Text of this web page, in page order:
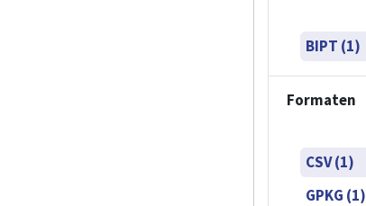
BIPT (1)
Formaten
CSV (1)
GPKG (1)